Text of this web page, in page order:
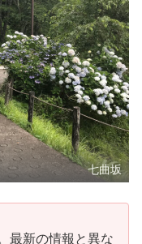
七曲坂
最新の情報と異な